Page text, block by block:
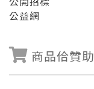
公益網
商品佮贊助